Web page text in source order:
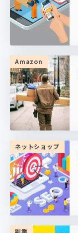
Amazon
ネットショップ
副業